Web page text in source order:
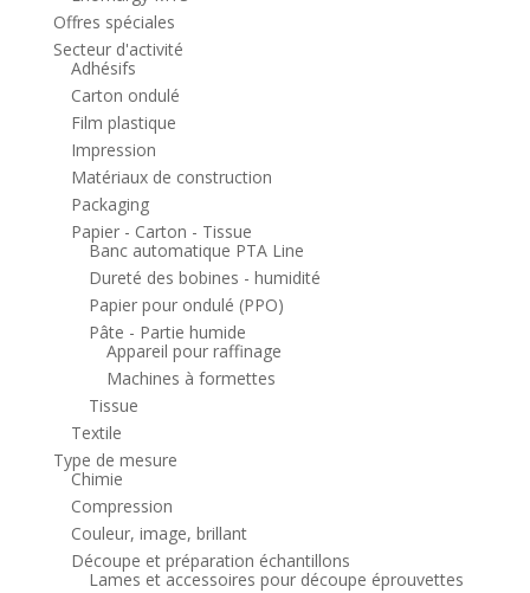
Offres spéciales
Secteur d'activité
Adhésifs
Carton ondulé
Film plastique
Impression
Matériaux de construction
Packaging
Papier - Carton - Tissue
Banc automatique PTA Line
Dureté des bobines - humidité
Papier pour ondulé (PPO)
Pâte - Partie humide
Appareil pour raffinage
Machines à formettes
Tissue
Textile
Type de mesure
Chimie
Compression
Couleur, image, brillant
Découpe et préparation échantillons
Lames et accessoires pour découpe éprouvettes